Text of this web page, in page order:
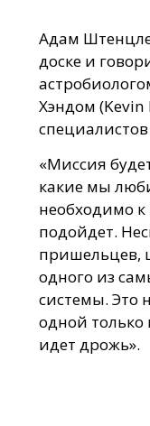
Адам
доске и
Хэндом
«Миссия
какие мы
необходимо к
подойдет.
пришельцев,
одного из
системы. Это
одной только
идет дрожь».